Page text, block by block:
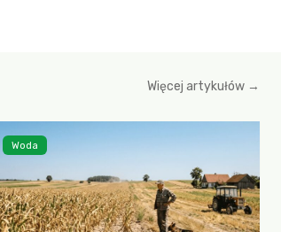
Więcej artykułów →
Woda